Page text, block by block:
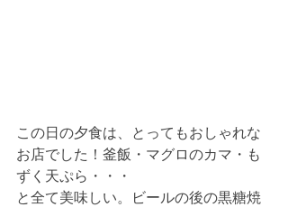
この日の夕食は、とってもおしゃれな
お店でした！釜飯・マグロのカマ・も
ずく天ぷら・・・
と全て美味しい。ビールの後の黒糖焼